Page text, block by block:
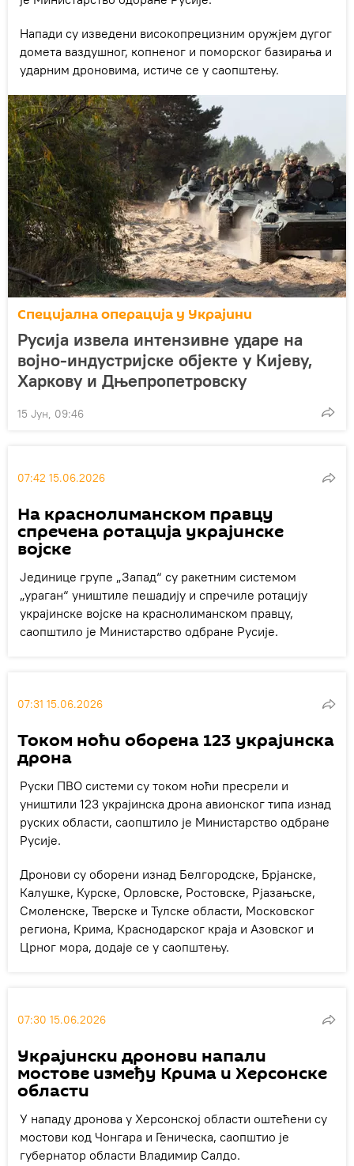
Напади су изведени високопрецизним оружјем дугог
домета ваздушног, копненог и поморског базирања и
ударним дроновима, истиче се у саопштењу.
Специјална операција у Украјини
Русија извела интензивне ударе на
војно-индустријске објекте у Кијеву,
Харкову и Дњепропетровску
15 Јун, 09:46
07:42 15.06.2026
На краснолиманском правцу
спречена ротација украјинске
војске
Јединице групе „Запад“ су ракетним системом
„ураган“ уништиле пешадију и спречиле ротацију
украјинске војске на краснолиманском правцу,
саопштило је Министарство одбране Русије.
07:31 15.06.2026
Током ноћи оборена 123 украјинска
дрона
Руски ПВО системи су током ноћи пресрели и
уништили 123 украјинска дрона авионског типа изнад
руских области, саопштило је Министарство одбране
Русије.
Дронови су оборени изнад Белгородске, Брјанске,
Калушке, Курске, Орловске, Ростовске, Рјазањске,
Смоленске, Тверске и Тулске области, Московског
региона, Крима, Краснодарског краја и Азовског и
Црног мора, додаје се у саопштењу.
07:30 15.06.2026
Украјински дронови напали
мостове између Крима и Херсонске
области
У нападу дронова у Херсонској области оштећени су
мостови код Чонгара и Геническа, саопштио је
губернатор области Владимир Салдо.